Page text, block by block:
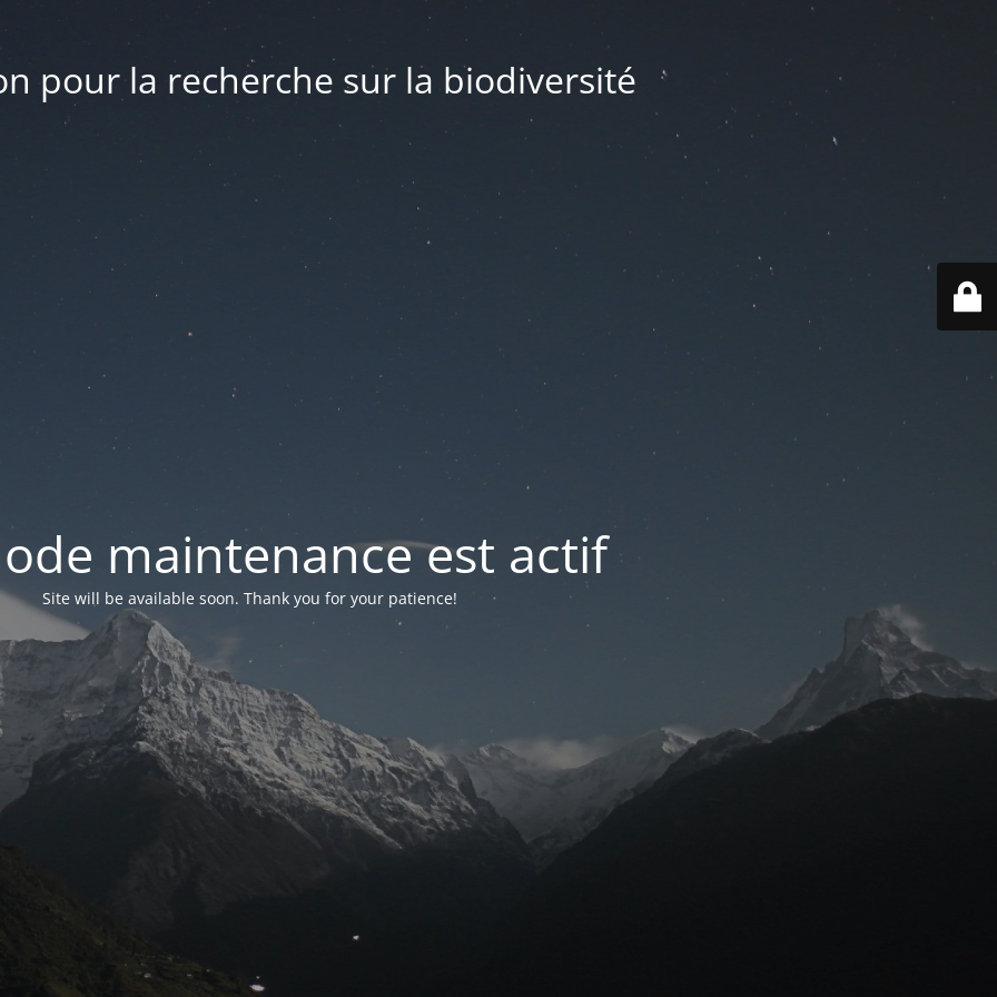
pour la recherche sur la biodiversité
maintenance est actif
Site will be available soon. Thank you for your patience!